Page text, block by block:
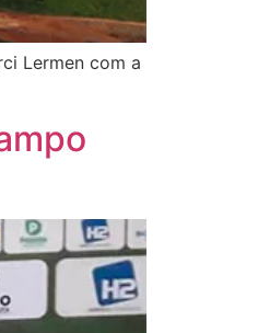
Lermen com a